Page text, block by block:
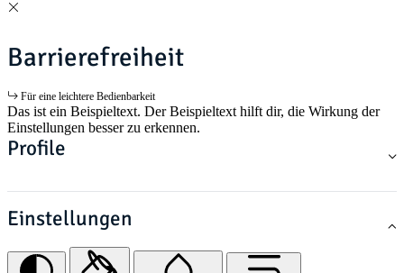
Barrierefreiheit
Für eine leichtere Bedienbarkeit
Das ist ein Beispieltext. Der Beispieltext hilft dir, die Wirkung der
Einstellungen besser zu erkennen.
Profile
Einstellungen